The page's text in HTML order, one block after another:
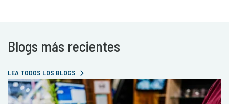
Blogs más recientes
LEA TODOS LOS BLOGS